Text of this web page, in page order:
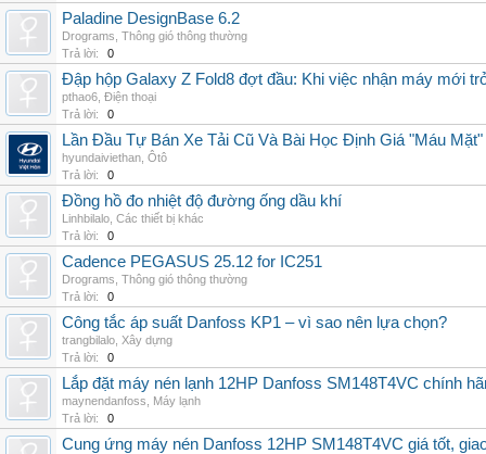
Paladine DesignBase 6.2
Drograms Thông gió thông thường
Trả lời:
0
Đập hộp Galaxy Z Fold8 đợt đầu: Khi việc nhận máy mới
pthao6 Điện thoại
Trả lời:
0
Lần Đầu Tự Bán Xe Tải Cũ Và Bài Học Định Giá "Máu
hyundaiviethan Ôtô
Trả lời:
0
Đồng hồ đo nhiệt độ đường ống dầu khí
Linhbilalo Các thiết bị khác
Trả lời:
0
Cadence PEGASUS 25.12 for IC251
Drograms Thông gió thông thường
Trả lời:
0
Công tắc áp suất Danfoss KP1 – vì sao nên lựa chọn?
trangbilalo Xây dựng
Trả lời:
0
Lắp đặt máy nén lạnh 12HP Danfoss SM148T4VC chính
maynendanfoss
Máy lạnh
Trả lời:
0
Cung ứng máy nén Danfoss 12HP SM148T4VC giá tốt,